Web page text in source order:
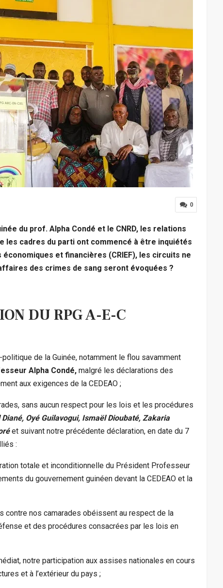
0
du prof. Alpha Condé et le CNRD, les relations
les cadres du parti ont commencé à être inquiétés
et financières (CRIEF), les circuits ne
des crimes de sang seront évoquées ?
DU RPG A-E-C
de la Guinée, notamment le flou savamment
Alpha Condé, malgré les déclarations des
aux exigences de la CEDEAO ;
sans aucun respect pour les lois et les procédures
Oyé Guilavogui, Ismaël Dioubaté, Zakaria
et suivant notre précédente déclaration, en date du 7
:
totale et inconditionnelle du Président Professeur
du gouvernement guinéen devant la CEDEAO et la
contre nos camarades obéissent au respect de la
et des procédures consacrées par les lois en
notre participation aux assises nationales en cours
et à l’extérieur du pays ;